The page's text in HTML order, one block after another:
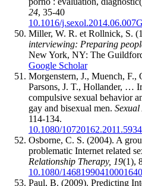
24, 35-40
10.1016/j.sexol.2014.06.007
Miller, W. R. et Rollnick, S.
interviewing: Preparing
New York, NY: The
Google Scholar
Morgenstern, J., Muench,
Parsons, J. T., Hollander, …
compulsive sexual behavior
gay and bisexual men.
114-134.
10.1080/
Osborne, C. S. (2004). A
problematic Internet related
Relationship Therapy, 19(1),
10.1080/
Paul, B. (2009). Predicting